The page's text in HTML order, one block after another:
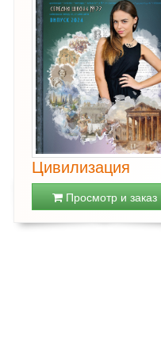
Цивилизация
Просмотр и заказ